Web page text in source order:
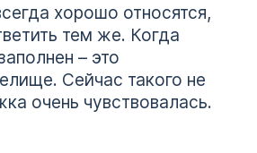
хорошо относятся,
тем же. Когда
– это
Сейчас такого не
очень чувствовалась.